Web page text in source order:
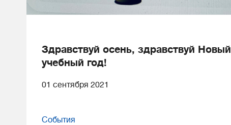
Здравствуй осень, здравствуй Новый
учебный год!
01 сентября 2021
События